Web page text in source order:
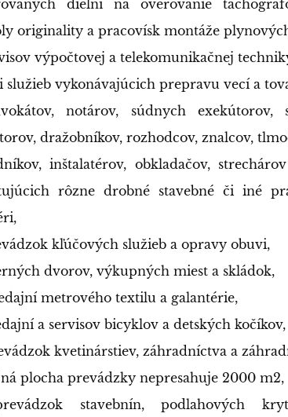
dielní na overovanie
originality a pracovísk montáže
výpočtovej a telekomunikačnej
služieb vykonávajúcich prepravu vecí a
notárov, súdnych exekútorov,
dražobníkov, rozhodcov, znalcov,
inštalatérov, obkladačov,
rôzne drobné stavebné či iné
kľúčových služieb a opravy obuvi,
dvorov, výkupných miest a skládok,
metrového textilu a galantérie,
a servisov bicyklov a detských kočíkov,
kvetinárstiev, záhradníctva a
plocha prevádzky nepresahuje 2000 m2,
stavebnín, podlahových